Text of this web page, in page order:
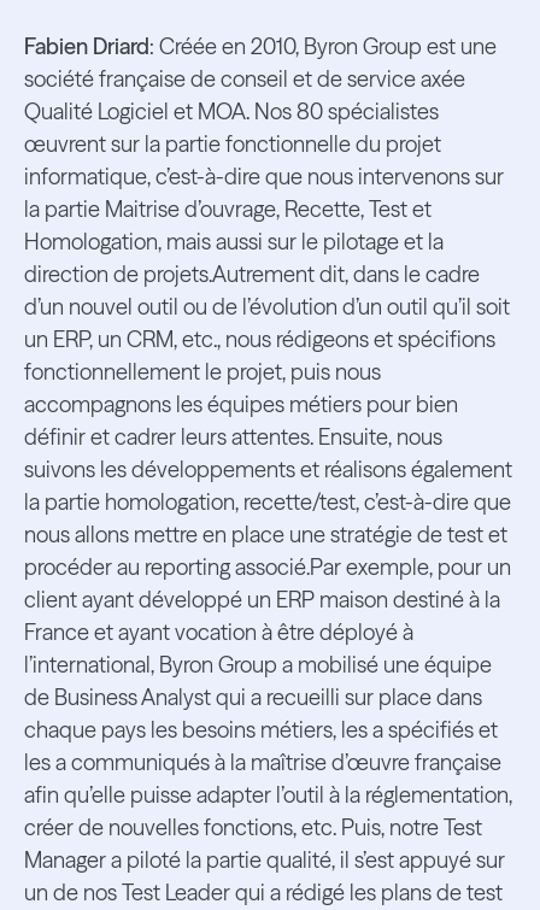
Fabien Driard: Créée en 2010, Byron Group est une
société française de conseil et de service axée
Qualité Logiciel et MOA. Nos 80 spécialistes
œuvrent sur la partie fonctionnelle du projet
informatique, c’est-à-dire que nous intervenons sur
la partie Maitrise d’ouvrage, Recette, Test et
Homologation, mais aussi sur le pilotage et la
direction de projets.Autrement dit, dans le cadre
d’un nouvel outil ou de l’évolution d’un outil qu’il soit
un ERP, un CRM, etc., nous rédigeons et spécifions
fonctionnellement le projet, puis nous
accompagnons les équipes métiers pour bien
définir et cadrer leurs attentes. Ensuite, nous
suivons les développements et réalisons également
la partie homologation, recette/test, c’est-à-dire que
nous allons mettre en place une stratégie de test et
procéder au reporting associé.Par exemple, pour un
client ayant développé un ERP maison destiné à la
France et ayant vocation à être déployé à
l’international, Byron Group a mobilisé une équipe
de Business Analyst qui a recueilli sur place dans
chaque pays les besoins métiers, les a spécifiés et
les a communiqués à la maîtrise d’œuvre française
afin qu’elle puisse adapter l’outil à la réglementation,
créer de nouvelles fonctions, etc. Puis, notre Test
Manager a piloté la partie qualité, il s’est appuyé sur
un de nos Test Leader qui a rédigé les plans de test